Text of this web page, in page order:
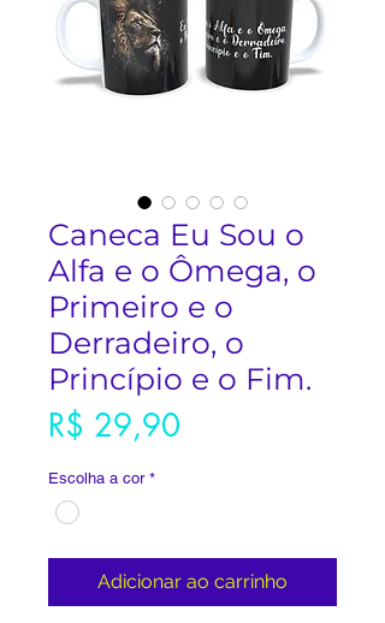
Caneca Eu Sou o
Alfa e o Ômega, o
Primeiro e o
Derradeiro, o
Princípio e o Fim.
R$ 29,90
Escolha a cor *
Adicionar ao carrinho